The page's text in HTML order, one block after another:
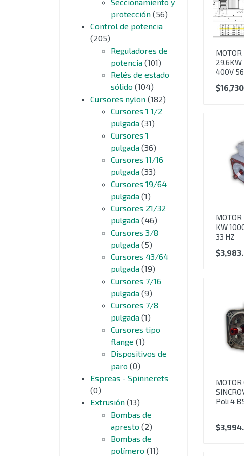
protección (56)
Control de potencia
(205)
Reguladores de
potencia (101)
Relés de estado
sólido (104)
Cursores nylon (182)
Cursores 1 1/2
pulgada (31)
Cursores 1
pulgada (36)
Cursores 11/16
pulgada (33)
Cursores 19/64
pulgada (1)
Cursores 21/32
pulgada (46)
Cursores 3/8
pulgada (5)
Cursores 43/64
pulgada (19)
Cursores 7/16
pulgada (9)
Cursores 7/8
pulgada (1)
Cursores tipo
flange (1)
Dispositivos de
paro (0)
Espreas - Spinnerets
(0)
Extrusión (13)
Bombas de
apresto (2)
Bombas de
polímero (11)
MOTOR
400V
$
MOTOR
KW
33 HZ
$
MOTOR
Poli 4
$